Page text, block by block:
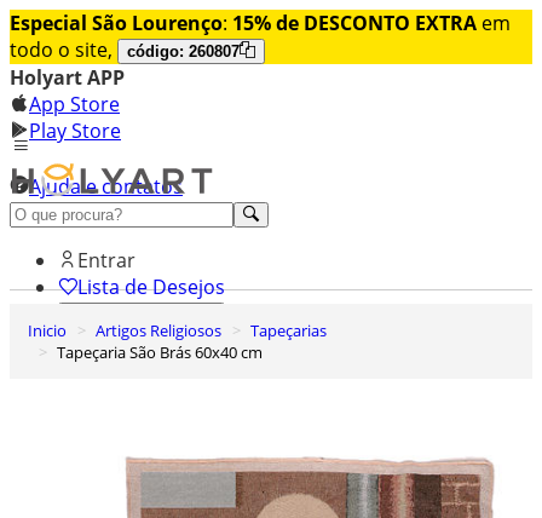
Especial São Lourenço: 15% de DESCONTO EXTRA em
todo o site,
código: 260807
Holyart APP
App Store
Play Store
Ajuda e contatos
Conheça premium
Entrar
Lista de Desejos
0
Carrinho de Compras
Inicio Artigos Religiosos
Tapeçarias
Tapeçaria São Brás 60x40 cm